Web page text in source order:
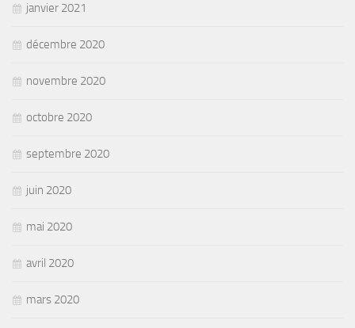
janvier 2021
décembre 2020
novembre 2020
octobre 2020
septembre 2020
juin 2020
mai 2020
avril 2020
mars 2020